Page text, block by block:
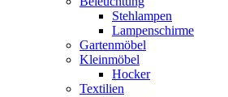
Stehlampen
Lampenschirme
Gartenmöbel
Kleinmöbel
Hocker
Textilien